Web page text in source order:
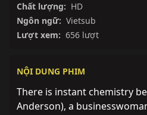
Chất lượng: HD
Ngôn ngữ: Vietsub
Lượt xem: 656 lượt
NỘI DUNG PHIM
There is instant chemistry
Anderson), a